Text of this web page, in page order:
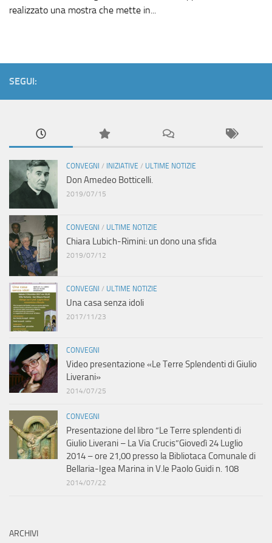
realizzato una mostra che mette in...
SEGUI:
CONVEGNI / INIZIATIVE / ULTIME NOTIZIE
Don Amedeo Botticelli.
2019/07/15
CONVEGNI / ULTIME NOTIZIE
Chiara Lubich-Rimini: un dono una sfida
2019/07/12
CONVEGNI / ULTIME NOTIZIE
Una casa senza idoli
2017/11/23
CONVEGNI
Video presentazione «Le Terre Splendenti di Giulio
Liverani»
2014/07/25
CONVEGNI
Presentazione del libro “Le Terre splendenti di
Giulio Liverani – La Via Crucis”Giovedì 24 Luglio
2014 – ore 21,00 presso la Bibliotaca Comunale di
Bellaria-Igea Marina in V.le Paolo Guidi n. 108
2014/07/22
ARCHIVI